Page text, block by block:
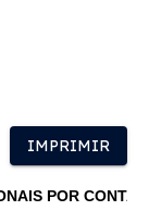
IMPRIMIR